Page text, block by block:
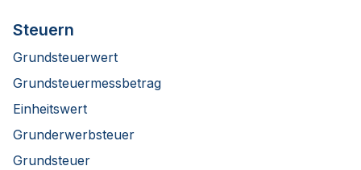
Steuern
Grundsteuerwert
Grundsteuermessbetrag
Einheitswert
Grunderwerbsteuer
Grundsteuer